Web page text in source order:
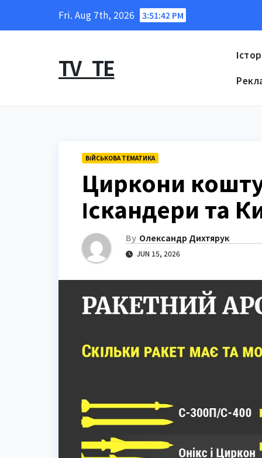
Fri. Aug 7th, 2026 3:51:43 PM
TV_TE
ВІЙСЬКОВА ТЕМАТИКА
Циркони
Іскандери та
By Олександр Дихтярук
JUN 15, 2026